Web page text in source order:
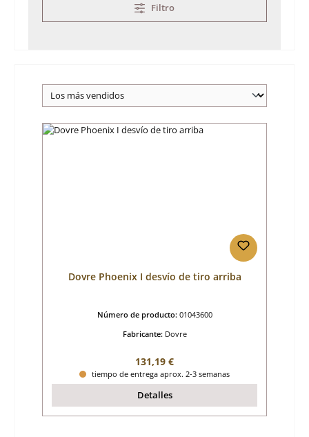
Filtro
Dovre Phoenix I desvío de tiro arriba
Número de producto: 01043600
Fabricante: Dovre
Precio normal:
131,19 €
tiempo de entrega aprox. 2-3 semanas
Detalles